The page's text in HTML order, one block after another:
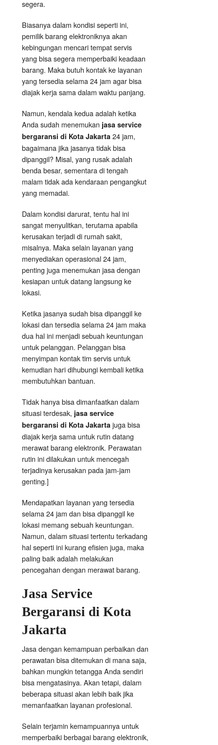
segera.
Biasanya dalam kondisi seperti ini,
pemilik barang elektroniknya akan
kebingungan mencari tempat servis
yang bisa segera memperbaiki keadaan
barang. Maka butuh kontak ke layanan
yang tersedia selama 24 jam agar bisa
diajak kerja sama dalam waktu panjang.
Namun, kendala kedua adalah ketika
Anda sudah menemukan jasa service
bergaransi di Kota Jakarta 24 jam,
bagaimana jika jasanya tidak bisa
dipanggil? Misal, yang rusak adalah
benda besar, sementara di tengah
malam tidak ada kendaraan pengangkut
yang memadai.
Dalam kondisi darurat, tentu hal ini
sangat menyulitkan, terutama apabila
kerusakan terjadi di rumah sakit,
misalnya. Maka selain layanan yang
menyediakan operasional 24 jam,
penting juga menemukan jasa dengan
kesiapan untuk datang langsung ke
lokasi.
Ketika jasanya sudah bisa dipanggil ke
lokasi dan tersedia selama 24 jam maka
dua hal ini menjadi sebuah keuntungan
untuk pelanggan. Pelanggan bisa
menyimpan kontak tim servis untuk
kemudian hari dihubungi kembali ketika
membutuhkan bantuan.
Tidak hanya bisa dimanfaatkan dalam
situasi terdesak, jasa service
bergaransi di Kota Jakarta juga bisa
diajak kerja sama untuk rutin datang
merawat barang elektronik. Perawatan
rutin ini dilakukan untuk mencegah
terjadinya kerusakan pada jam-jam
genting.]
Mendapatkan layanan yang tersedia
selama 24 jam dan bisa dipanggil ke
lokasi memang sebuah keuntungan.
Namun, dalam situasi tertentu terkadang
hal seperti ini kurang efisien juga, maka
paling baik adalah melakukan
pencegahan dengan merawat barang.
Jasa Service
Bergaransi di Kota
Jakarta
Jasa dengan kemampuan perbaikan dan
perawatan bisa ditemukan di mana saja,
bahkan mungkin tetangga Anda sendiri
bisa mengatasinya. Akan tetapi, dalam
beberapa situasi akan lebih baik jika
memanfaatkan layanan profesional.
Selain terjamin kemampuannya untuk
memperbaiki berbagai barang elektronik,